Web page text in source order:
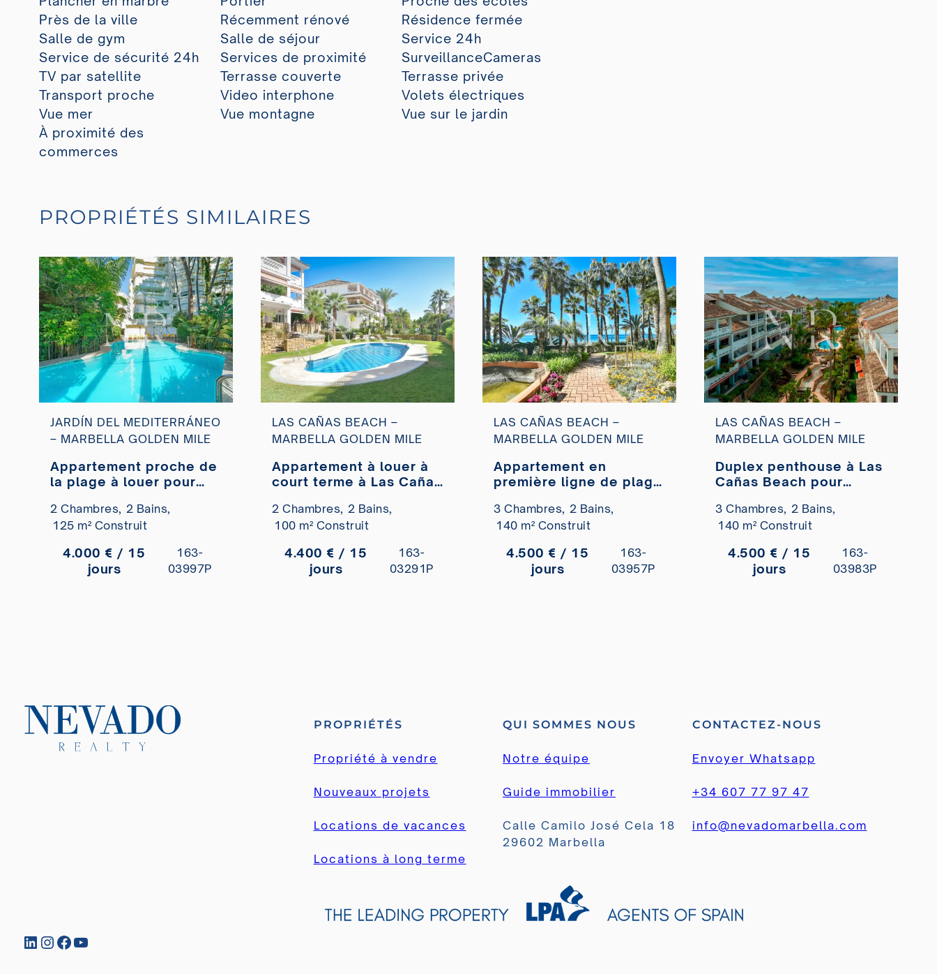
Près de la ville
Récemment rénové
Résidence fermée
Salle de gym
Salle de séjour
Service 24h
Service de sécurité 24h
Services de proximité
SurveillanceCameras
TV par satellite
Terrasse couverte
Terrasse privée
Transport proche
Video interphone
Volets électriques
Vue mer
Vue montagne
Vue sur le jardin
À proximité des
commerces
PROPRIÉTÉS SIMILAIRES
JARDÍN DEL MEDITERRÁNEO
– MARBELLA GOLDEN MILE
Appartement proche de
la plage à louer pour
2 Chambres, 2 Bains,
125 m² Construit
4.000 € / 15
jours
163-
03997P
LAS CAÑAS BEACH –
MARBELLA GOLDEN MILE
Appartement à louer à
court terme à Las Cañas
Mile
2 Chambres, 2 Bains,
100 m² Construit
4.400 € / 15
jours
163-
03291P
LAS CAÑAS BEACH –
MARBELLA GOLDEN MILE
Appartement en
première ligne de plage
louer
3 Chambres, 2 Bains,
140 m² Construit
4.500 € / 15
jours
163-
03957P
LAS CAÑAS BEACH –
MARBELLA GOLDEN MILE
Duplex penthouse à Las
Cañas Beach pour
3 Chambres, 2 Bains,
140 m² Construit
4.500 € / 15
jours
163-
03983P
PROPRIÉTÉS
Propriété à vendre
Nouveaux projets
Locations de vacances
Locations à long terme
QUI SOMMES NOUS
Notre équipe
Guide immobilier
Calle Camilo José Cela 18
29602 Marbella
CONTACTEZ-NOUS
Envoyer Whatsapp
+34 607 77 97 47
info@nevadomarbella.com
LinkedIn InstagramFacebook YouTube